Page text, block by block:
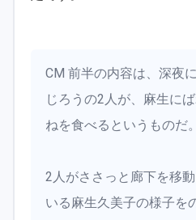
CM 前半の内容は、深夜
じろうの2人が、麻生に
ねを食べるというものだ。
2人がささっと廊下を移
いる麻生久美子の様子を